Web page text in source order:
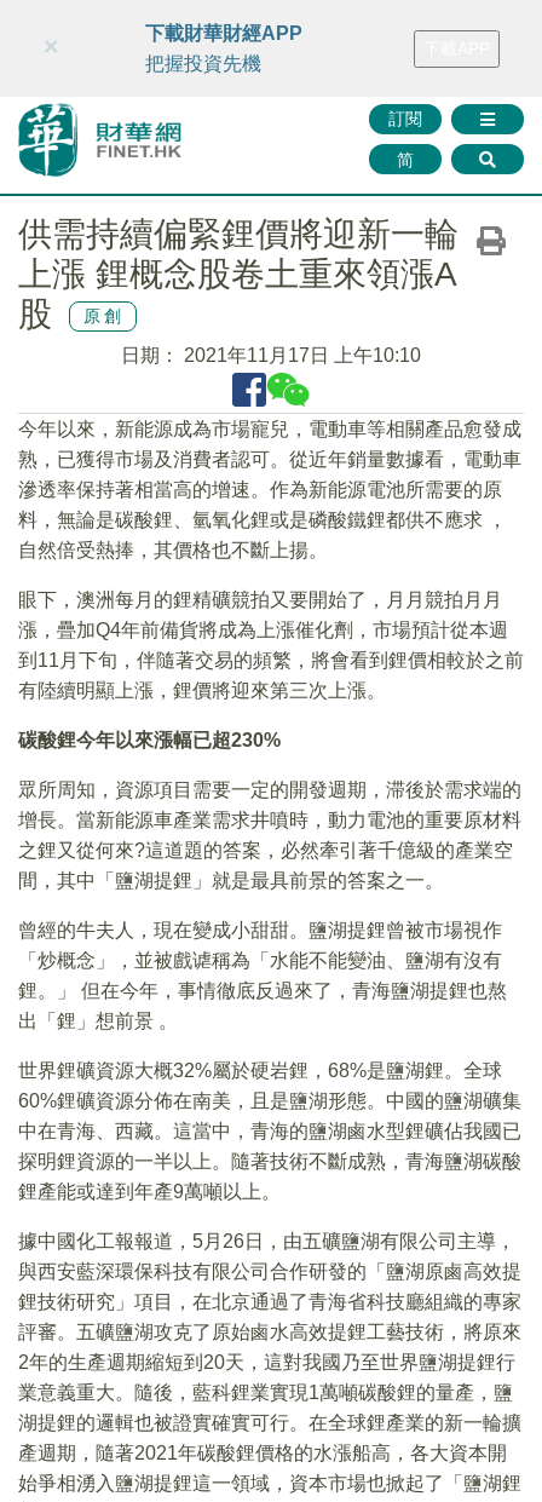
財華智庫網 FINTV FINMETA 財華證券 媒體矩陣
訂閱
简
×
下載財華財經APP
把握投資先機
供需持續偏緊鋰價將迎新一輪
上漲 鋰概念股卷土重來領漲A
股
原創
日期： 2021年11月17日 上午10:10
今年以來，新能源成為市場寵兒，電動車等相關產品愈發成
熟，已獲得市場及消費者認可。從近年銷量數據看，電動車
滲透率保持著相當高的增速。作為新能源電池所需要的原
料，無論是碳酸鋰、氫氧化鋰或是磷酸鐵鋰都供不應求 ，
自然倍受熱捧，其價格也不斷上揚。
眼下，澳洲每月的鋰精礦競拍又要開始了，月月競拍月月
漲，疊加Q4年前備貨將成為上漲催化劑，市場預計從本週
到11月下旬，伴隨著交易的頻繁，將會看到鋰價相較於之前
有陸續明顯上漲，鋰價將迎來第三次上漲。
碳酸鋰今年以來漲幅已超230%
眾所周知，資源項目需要一定的開發週期，滞後於需求端的
增長。當新能源車產業需求井噴時，動力電池的重要原材料
之鋰又從何來?這道題的答案，必然牽引著千億級的產業空
間，其中「鹽湖提鋰」就是最具前景的答案之一。
曾經的牛夫人，現在變成小甜甜。鹽湖提鋰曾被市場視作
「炒概念」，並被戲谑稱為「水能不能變油、鹽湖有沒有
鋰。」 但在今年，事情徹底反過來了，青海鹽湖提鋰也熬
出「鋰」想前景 。
世界鋰礦資源大概32%屬於硬岩鋰，68%是鹽湖鋰。全球
60%鋰礦資源分佈在南美，且是鹽湖形態。中國的鹽湖礦集
中在青海、西藏。這當中，青海的鹽湖鹵水型鋰礦佔我國已
探明鋰資源的一半以上。隨著技術不斷成熟，青海鹽湖碳酸
鋰產能或達到年產9萬噸以上。
據中國化工報報道，5月26日，由五礦鹽湖有限公司主導，
與西安藍深環保科技有限公司合作研發的「鹽湖原鹵高效提
鋰技術研究」項目，在北京通過了青海省科技廳組織的專家
評審。五礦鹽湖攻克了原始鹵水高效提鋰工藝技術，將原來
2年的生產週期縮短到20天，這對我國乃至世界鹽湖提鋰行
業意義重大。隨後，藍科鋰業實現1萬噸碳酸鋰的量產，鹽
湖提鋰的邏輯也被證實確實可行。在全球鋰產業的新一輪擴
產週期，隨著2021年碳酸鋰價格的水漲船高，各大資本開
始爭相湧入鹽湖提鋰這一領域，資本市場也掀起了「鹽湖鋰